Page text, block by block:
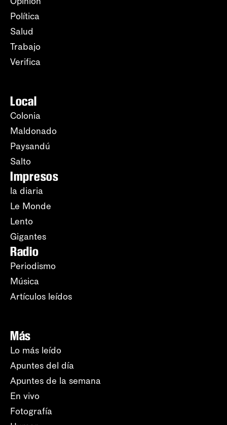
Política
Salud
Trabajo
Verifica
Local
Colonia
Maldonado
Paysandú
Salto
Impresos
la diaria
Le Monde
Lento
Gigantes
Radio
Periodismo
Música
Artículos leídos
Más
Lo más leído
Apuntes del día
Apuntes de la semana
En vivo
Fotografía